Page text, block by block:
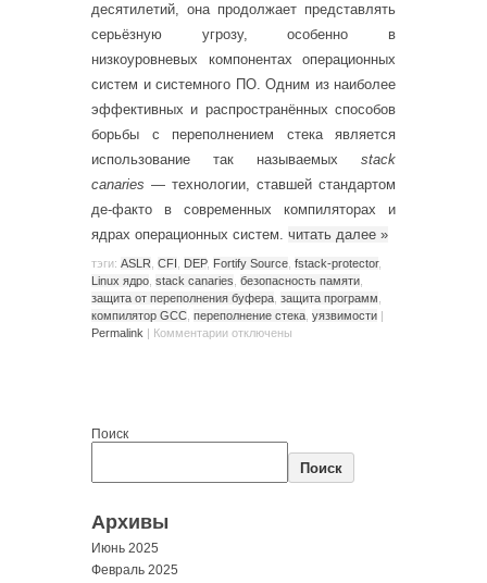
десятилетий, она продолжает представлять
серьёзную угрозу, особенно в
низкоуровневых компонентах операционных
систем и системного ПО. Одним из наиболее
эффективных и распространённых способов
борьбы с переполнением стека является
использование так называемых stack
canaries — технологии, ставшей стандартом
де-факто в современных компиляторах и
ядрах операционных систем. читать далее »
тэги: ASLR CFI DEP, Fortify Source fstack-protector,
Linux ядро stack canaries безопасность памяти
защита от переполнения буфера защита программ
компилятор GCC переполнение стека уязвимости |
Permalink | Комментарии отключены
Поиск
Поиск
Архивы
Июнь 2025
Февраль 2025